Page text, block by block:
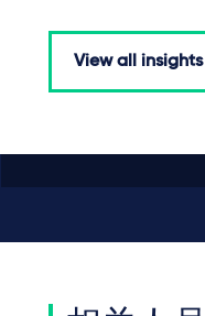
View all insights